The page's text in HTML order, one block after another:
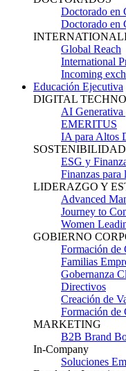
Doctorado en
Doctorado en
Global Reach
International
Incoming
Educación Ejecutiva
DIGITAL
AI Generativa
EMERITUS
IA para Altos
SOSTENIBILIDAD
ESG y
Finanzas
LIDERAZGO Y
Advanced
Journey to
Women
GOBIERNO
Formación de
Familias
Gobernanza
Directivos
Creación de
Formación de
MARKETING
B2B Brand
In-Company
Soluciones